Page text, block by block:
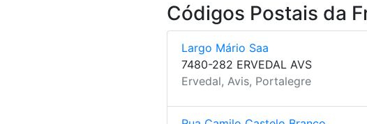
Códigos Postais da
Largo Mário Saa
7480-282 ERVEDAL AVS
Ervedal, Avis, Portalegre